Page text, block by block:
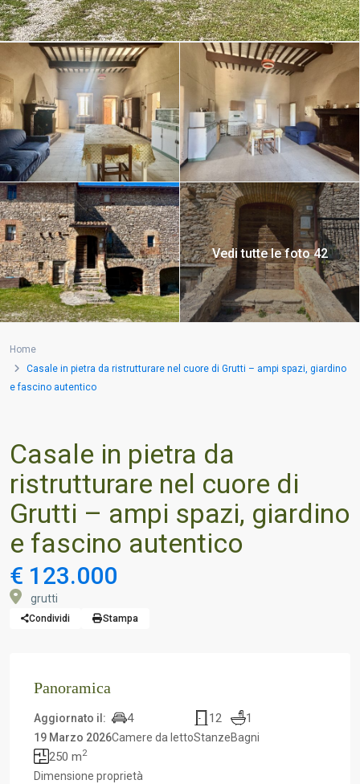
Vedi tutte le foto 42
Home
Casale in pietra da ristrutturare nel cuore di Grutti – ampi spazi, giardino
e fascino autentico
Casale in pietra da
ristrutturare nel cuore di
Grutti – ampi spazi, giardino
e fascino autentico
€ 123.000
grutti
Condividi Stampa
Panoramica
Aggiornato il:
19 Marzo 2026
4
Camere da letto
12
Stanze
1
Bagni
250 m2
Dimensione proprietà